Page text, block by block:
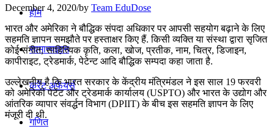
होम
सामान्यज्ञान
करेंट अफेयर्स
गणित
December 4, 2020/by Team EduDose
भारत और अमेरिका ने बौद्धिक संपदा अधिकार पर आपसी सहयोग बढ़ाने के लिए
सहमति ज्ञापन समझौते पर हस्ताक्षर किए हैं. किसी व्यक्ति या संस्था द्वारा सृजित
कोई संगीत, साहित्यिक कृति, कला, खोज, प्रतीक, नाम, चित्र, डिजाइन,
कापीराइट, ट्रेडमार्क, पेटेन्ट आदि बौद्धिक सम्पदा कहा जाता है.
उल्लेखनीय है कि भारत सरकार के केंद्रीय मंत्रिमंडल ने इस साल 19 फरवरी
को अमेरिकी पेटेंट और ट्रेडमार्क कार्यालय (USPTO) और भारत के उद्योग और
आंतरिक व्यापार संवर्द्धन विभाग (DPIIT) के बीच इस सहमति ज्ञापन के लिए
मंजूरी दी थी.